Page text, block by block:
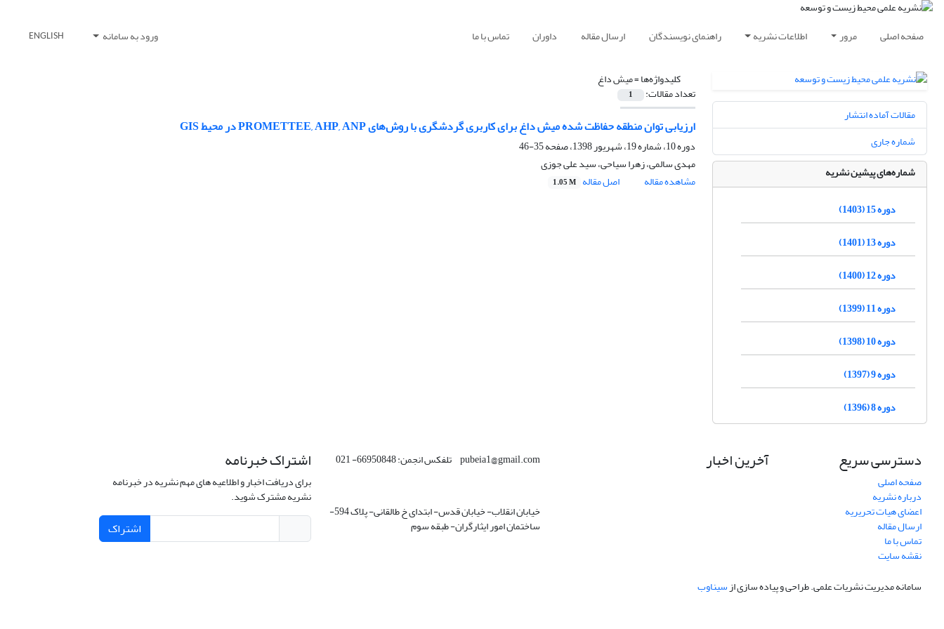
صفحه اصلی مرور اطلاعات نشریه راهنمای نویسندگان ارسال مقاله داوران تماس با ما ورود به سامانه ENGLISH
کلیدواژه‌ها =میش داغ‌
تعداد مقالات: 1
ارزیابی توان منطقه حفاظت شده میش داغ برای کاربری گردشگری با روش‌های PROMETTEE, AHP, ANP در محیط GIS
دوره 10، شماره 19، شهریور 1398، صفحه
35-46
مهدی سالمی، زهرا سیاحی، سید علی جوزی
مشاهده مقاله
اصل مقاله 1.05 M
مقالات آماده انتشار
شماره جاری
شماره‌های پیشین نشریه
دوره 15 (1403)
دوره 13 (1401)
دوره 12 (1400)
دوره 11 (1399)
دوره 10 (1398)
دوره 9 (1397)
دوره 8 (1396)
دسترسی سریع
صفحه اصلی
درباره نشریه
اعضای هیات تحریریه
ارسال مقاله
تماس با ما
نقشه سایت
آخرین اخبار pubeia1@gmail.com تلفکس انجمن: 66950848- 021
خیابان انقلاب- خیابان قدس- ابتدای خ طالقانی- پلاک 594-
ساختمان امور ایثارگران- طبقه سوم
اشتراک خبرنامه
برای دریافت اخبار و اطلاعیه های مهم نشریه در خبرنامه
نشریه مشترک شوید.
اشتراک
سامانه مدیریت نشریات علمی.طراحی و پیاده سازی ازسیناوب